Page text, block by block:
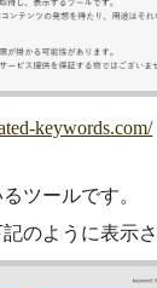
keywords.com/
ツールです。
のように表示さ